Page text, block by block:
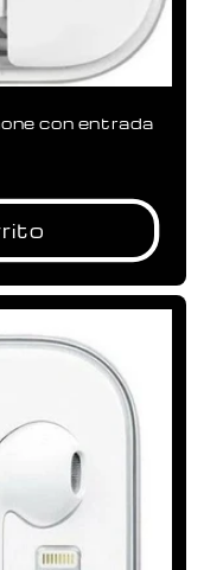
con entrada